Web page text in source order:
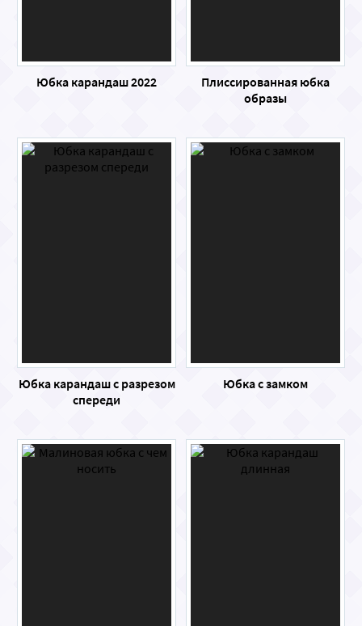
Юбка карандаш 2022
Плиссированная юбка
образы
Юбка карандаш с разрезом
спереди
Юбка с замком